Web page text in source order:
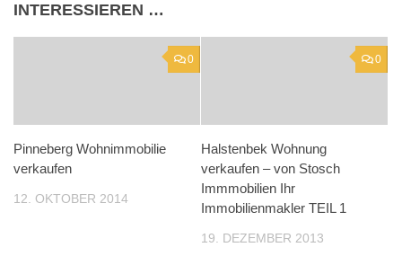
INTERESSIEREN …
0
Pinneberg Wohnimmobilie
verkaufen
12. OKTOBER 2014
0
Halstenbek Wohnung
verkaufen – von Stosch
Immmobilien Ihr
Immobilienmakler TEIL 1
19. DEZEMBER 2013